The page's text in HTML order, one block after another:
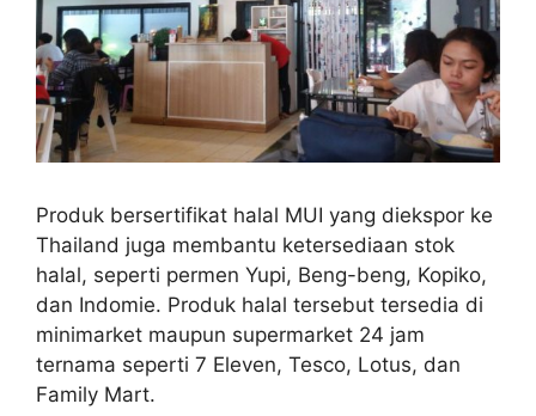
Produk bersertifikat halal MUI yang diekspor ke
Thailand juga membantu ketersediaan stok
halal, seperti permen Yupi, Beng-beng, Kopiko,
dan Indomie. Produk halal tersebut tersedia di
minimarket maupun supermarket 24 jam
ternama seperti 7 Eleven, Tesco, Lotus, dan
Family Mart.